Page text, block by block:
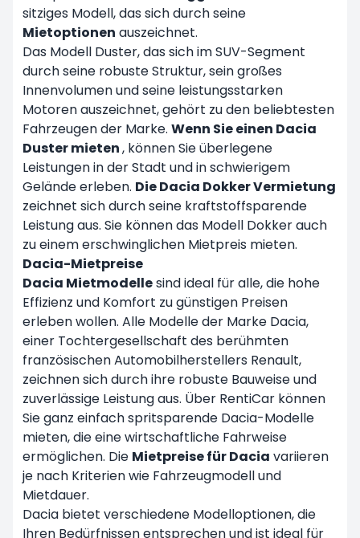
sitziges Modell, das sich durch seine
Mietoptionen auszeichnet.
Das Modell Duster, das sich im SUV-Segment
durch seine robuste Struktur, sein großes
Innenvolumen und seine leistungsstarken
Motoren auszeichnet, gehört zu den beliebtesten
Fahrzeugen der Marke. Wenn Sie einen Dacia
Duster mieten, können Sie überlegene
Leistungen in der Stadt und in schwierigem
Gelände erleben. Die Dacia Dokker Vermietung
zeichnet sich durch seine kraftstoffsparende
Leistung aus. Sie können das Modell Dokker auch
zu einem erschwinglichen Mietpreis mieten.
Dacia-Mietpreise
Dacia Mietmodellesind ideal für alle, die hohe
Effizienz und Komfort zu günstigen Preisen
erleben wollen. Alle Modelle der Marke Dacia,
einer Tochtergesellschaft des berühmten
französischen Automobilherstellers Renault,
zeichnen sich durch ihre robuste Bauweise und
zuverlässige Leistung aus. Über RentiCar können
Sie ganz einfach spritsparende Dacia-Modelle
mieten, die eine wirtschaftliche Fahrweise
ermöglichen. Die Mietpreise für Dacia variieren
je nach Kriterien wie Fahrzeugmodell und
Mietdauer.
Dacia bietet verschiedene Modelloptionen, die
Ihren Bedürfnissen entsprechen und ist ideal für